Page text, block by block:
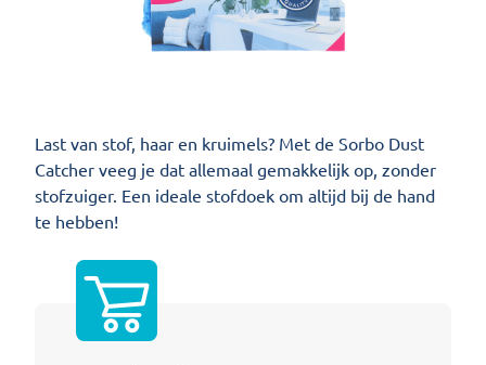
Last van stof, haar en kruimels? Met de Sorbo Dust
Last van stof, haar en kruimels? Met de Sorbo Dust
Catcher veeg je dat allemaal gemakkelijk op, zonder
stofzuiger. Een ideale stofdoek om altijd bij de hand
te hebben!